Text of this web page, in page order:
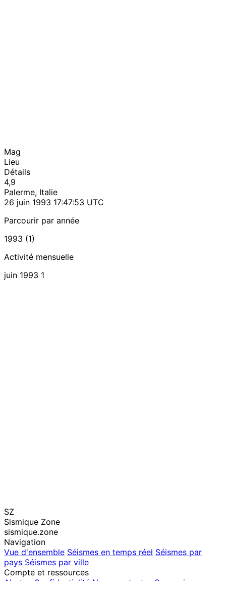
Mag
Lieu
Détails
4,9
Palerme, Italie
26 juin 1993 17:47:53 UTC
Parcourir par année
1993 (1)
Activité mensuelle
juin 1993 1
SZ
Sismique Zone
sismique.zone
Navigation
Vue d'ensemble Séismes en temps réel Séismes par
pays Séismes par ville
Compte et ressources
Alertes
Confidentialité Nous contacter Connexion